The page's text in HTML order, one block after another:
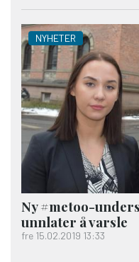
NYHETER
Ny #metoo-
unnlater å varsle
fre 15.02.2019 13:33